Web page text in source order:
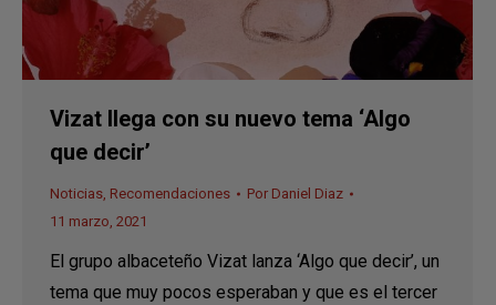
Vizat llega con su nuevo tema ‘Algo
que decir’
Noticias, Recomendaciones Por Daniel Diaz
11 marzo, 2021
El grupo albaceteño Vizat lanza ‘Algo que decir’, un
tema que muy pocos esperaban y que es el tercer